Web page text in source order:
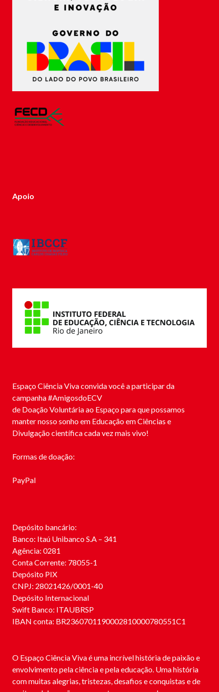
Apoio
Espaço Ciência Viva convida você a participar da
campanha #AmigosdoECV
de Doação Voluntária ao Espaço para que possamos
manter nosso sonho em Educação em Ciências e
Divulgação científica cada vez mais vivo!
Formas de doação:
PayPal
Depósito bancário:
Banco: Itaú Unibanco S.A – 341
Agência: 0281
Conta Corrente: 78055-1
Depósito PIX
CNPJ: 28021426/0001-40
Depósito Internacional
Swift Banco: ITAUBRSP
IBAN conta: BR2360701190002810000780551C1
O Espaço Ciência Viva é uma incrível história de paixão e
envolvimento pela ciência e pela educação. Uma história
com muitas alegrias, tristezas, desafios e conquistas e de